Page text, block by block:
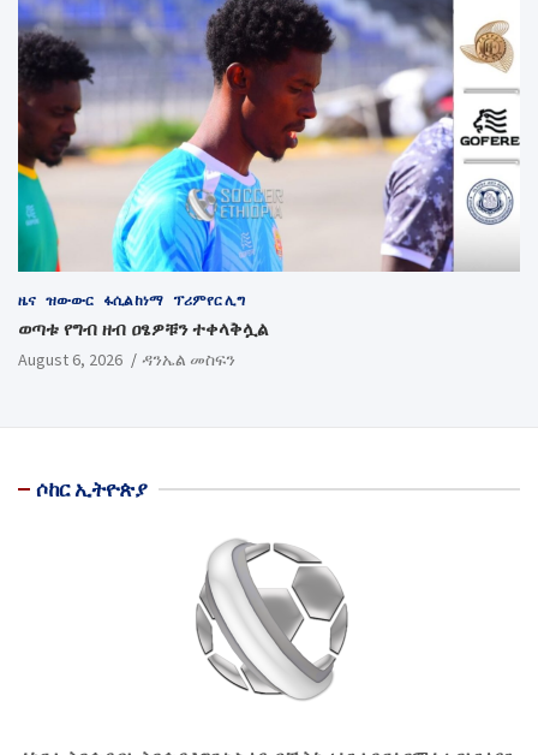
ዜና ዝውውር ፋሲል ከነማ ፕሪምየር ሊግ
ወጣቱ የግብ ዘብ ዐፄዎቹን ተቀላቅሏል
August 6, 2026 ዳንኤል መስፍን
ሶከር ኢትዮጵያ